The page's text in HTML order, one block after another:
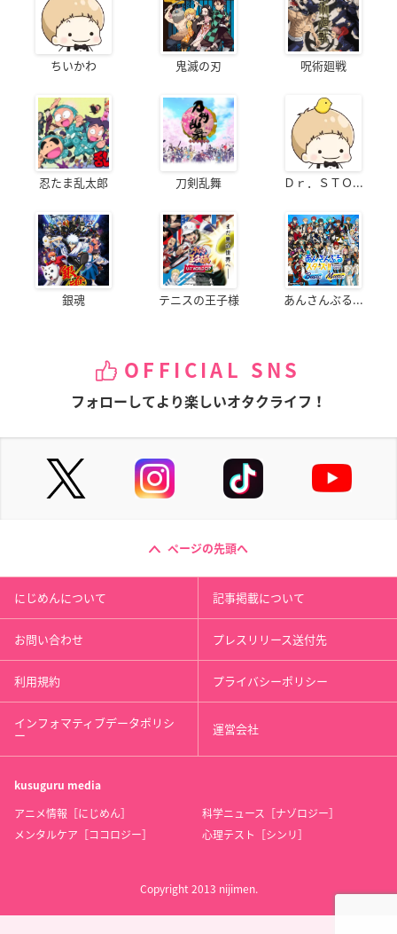
ちいかわ 鬼滅の刃 呪術廻戦
忍たま乱太郎 刀剣乱舞 Ｄｒ．ＳＴＯ...
銀魂 テニスの王子様 あんさんぶる...
OFFICIAL SNS
フォローしてより楽しいオタクライフ！
ページの先頭へ
にじめんについて 記事掲載について
お問い合わせ プレスリリース送付先
利用規約 プライバシーポリシー
インフォマティブデータポリシ
ー 運営会社
kusuguru media
アニメ情報［にじめん］
科学ニュース［ナゾロジー］
メンタルケア［ココロジー］
心理テスト［シンリ］
Copyright 2013 nijimen.